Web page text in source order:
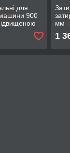
для
900
мм -
мм.
1